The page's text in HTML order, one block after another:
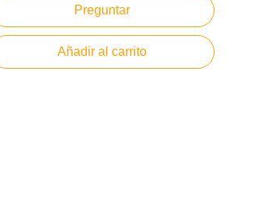
Preguntar
Añadir al carrito